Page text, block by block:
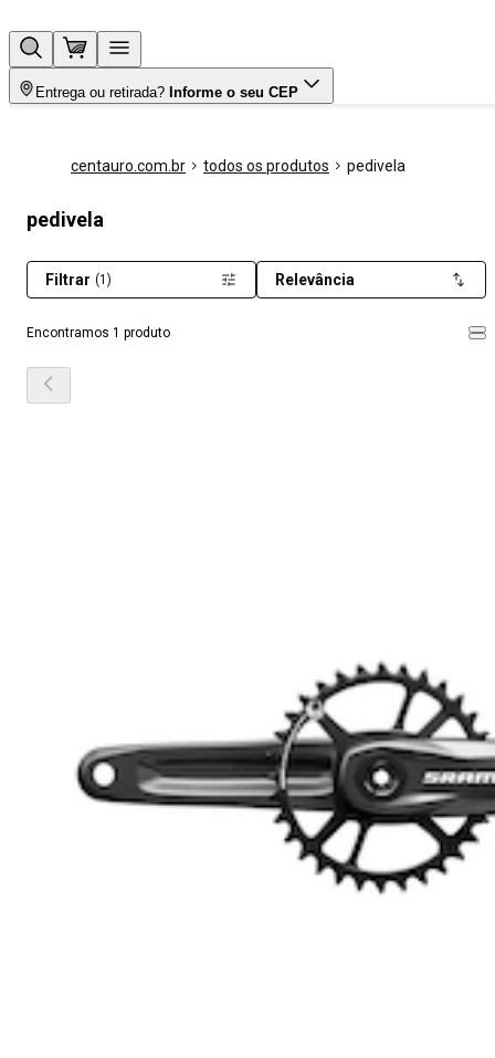
Entrega ou retirada? Informe o seu CEP
centauro.com.br todos os produtos pedivela
pedivela
Encontramos 1 produto
Filtrar (1) Relevância